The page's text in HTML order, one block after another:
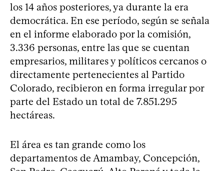
los 14 años posteriores, ya durante la era
democrática. En ese período, según se señala
en el informe elaborado por la comisión,
3.336 personas, entre las que se cuentan
empresarios, militares y políticos cercanos o
directamente pertenecientes al Partido
Colorado, recibieron en forma irregular por
parte del Estado un total de 7.851.295
hectáreas.
El área es tan grande como los
departamentos de Amambay, Concepción,